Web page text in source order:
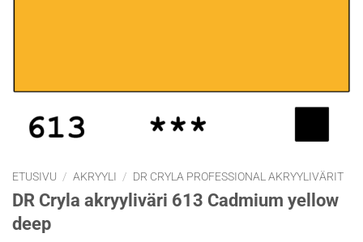
ETUSIVU / AKRYYLI / DR CRYLA PROFESSIONAL AKRYYLIVÄRIT
DR Cryla akryyliväri 613 Cadmium yellow
deep